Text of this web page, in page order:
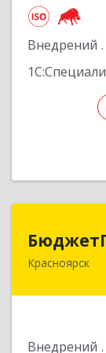
Внедрений
Красноярск
Внедрений